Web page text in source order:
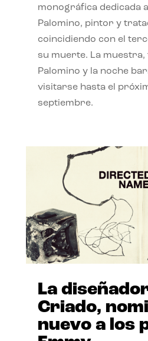
monográfica dedicada
Palomino, pintor y
coincidiendo con el
su muerte. La
Palomino y la noche
visitarse hasta el
septiembre.
La
Criado,
nuevo a los